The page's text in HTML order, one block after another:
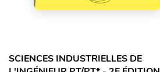
SCIENCES INDUSTRIELLES DE